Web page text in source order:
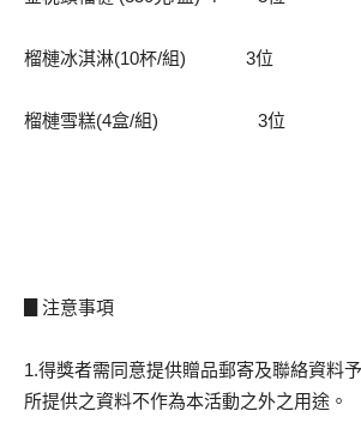
榴槤冰淇淋(10杯/組) 3位
榴槤雪糕(4盒/組) 3位
▊注意事項
1.得獎者需同意提供贈品郵寄及聯絡資料
所提供之資料不作為本活動之外之用途。